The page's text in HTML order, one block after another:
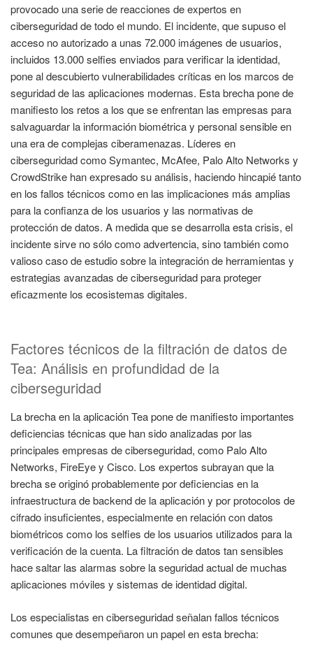
provocado una serie de reacciones de expertos en
ciberseguridad de todo el mundo. El incidente, que supuso el
acceso no autorizado a unas 72.000 imágenes de usuarios,
incluidos 13.000 selfies enviados para verificar la identidad,
pone al descubierto vulnerabilidades críticas en los marcos de
seguridad de las aplicaciones modernas. Esta brecha pone de
manifiesto los retos a los que se enfrentan las empresas para
salvaguardar la información biométrica y personal sensible en
una era de complejas ciberamenazas. Líderes en
ciberseguridad como Symantec, McAfee, Palo Alto Networks y
CrowdStrike han expresado su análisis, haciendo hincapié tanto
en los fallos técnicos como en las implicaciones más amplias
para la confianza de los usuarios y las normativas de
protección de datos. A medida que se desarrolla esta crisis, el
incidente sirve no sólo como advertencia, sino también como
valioso caso de estudio sobre la integración de herramientas y
estrategias avanzadas de ciberseguridad para proteger
eficazmente los ecosistemas digitales.
Factores técnicos de la filtración de datos de
Tea: Análisis en profundidad de la
ciberseguridad
La brecha en la aplicación Tea pone de manifiesto importantes
deficiencias técnicas que han sido analizadas por las
principales empresas de ciberseguridad, como Palo Alto
Networks, FireEye y Cisco. Los expertos subrayan que la
brecha se originó probablemente por deficiencias en la
infraestructura de backend de la aplicación y por protocolos de
cifrado insuficientes, especialmente en relación con datos
biométricos como los selfies de los usuarios utilizados para la
verificación de la cuenta. La filtración de datos tan sensibles
hace saltar las alarmas sobre la seguridad actual de muchas
aplicaciones móviles y sistemas de identidad digital.
Los especialistas en ciberseguridad señalan fallos técnicos
comunes que desempeñaron un papel en esta brecha: